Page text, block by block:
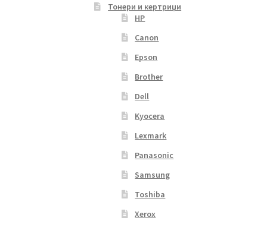
Тонери и кертриџи
HP
Canon
Epson
Brother
Dell
Kyocera
Lexmark
Panasonic
Samsung
Toshiba
Xerox